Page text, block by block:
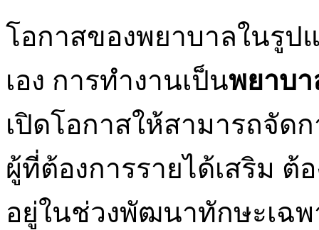
โอกาสของพยาบาลในรู
เอง การทำงานเป็นพยาบา
เปิดโอกาสให้สามารถจัด
ผู้ที่ต้องการรายได้เสริม ต้
อยู่ในช่วงพัฒนาทักษะเฉพ